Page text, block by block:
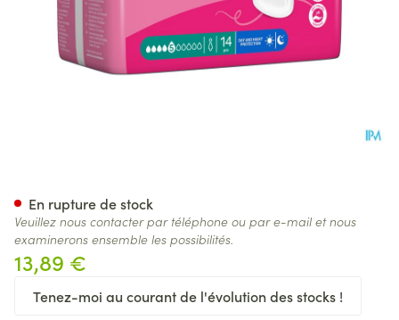
13,89 €
Tenez-moi au courant de l'évolution des stocks !
En rupture de stock
Veuillez nous contacter par téléphone ou par e-mail et nous
examinerons ensemble les possibilités.